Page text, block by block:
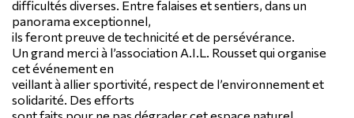
difficultés diverses. Entre falaises et sentiers, dans un
panorama exceptionnel,
ils feront preuve de technicité et de persévérance.
Un grand merci à l’association A.I.L. Rousset qui organise
cet événement en
veillant à allier sportivité, respect de l’environnement et
solidarité. Des efforts